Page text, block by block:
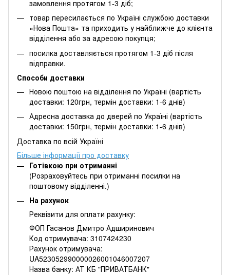
замовлення протягом 1-3 діб;
товар пересилається по Україні службою доставки
«Нова Пошта» та приходить у найближче до клієнта
відділення або за адресою покупця;
посилка доставляється протягом 1-3 діб після
відправки.
Способи доставки
Новою поштою на відділення по Україні (вартість
доставки: 120грн, термін доставки: 1-6 днів)
Адресна доставка до дверей по Україні (вартість
доставки: 150грн, термін доставки: 1-6 днів)
Доставка по всій Україні
Більше інформації про доставку
Готівкою при отриманні
(Розраховуйтесь при отриманні посилки на
поштовому відділенні.)
На рахунок
Реквізити для оплати рахунку:
ФОП Гасанов Дмитро Адширинович
Код отримувача: 3107424230
Рахунок отримувача:
UA523052990000026001046007207
Назва банку: АТ КБ "ПРИВАТБАНК"